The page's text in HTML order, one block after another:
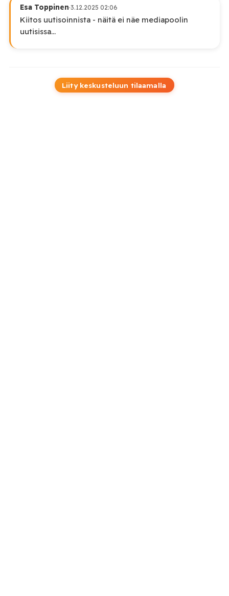
Esa Toppinen·3.12.2025 02:06
Kiitos uutisoinnista - näitä ei näe mediapoolin
uutisissa...
Liity keskusteluun tilaamalla